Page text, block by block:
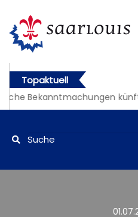
Topaktuell
Bekanntmachungen